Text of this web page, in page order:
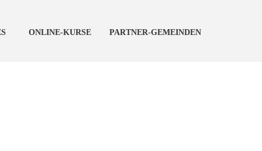
ONLINE-KURSE PARTNER-GEMEINDEN